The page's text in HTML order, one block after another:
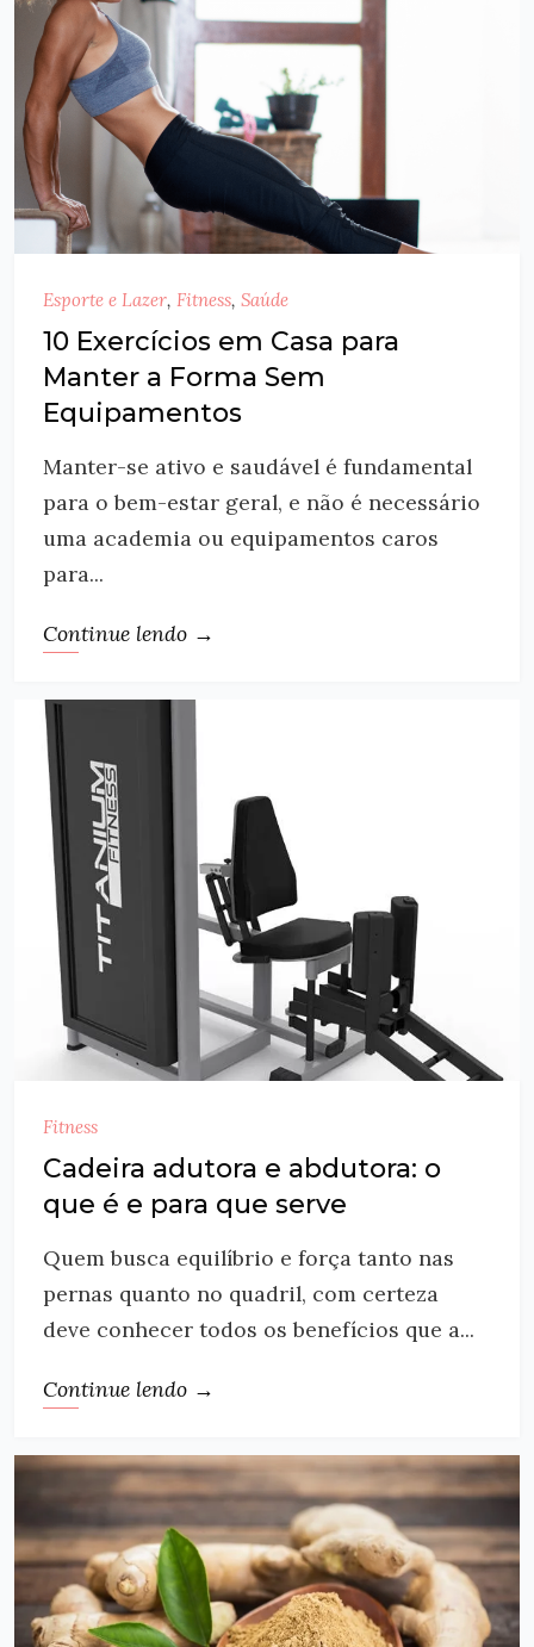
Esporte e Lazer, Fitness, Saúde
10 Exercícios em Casa para
Manter a Forma Sem
Equipamentos
Manter-se ativo e saudável é fundamental
para o bem-estar geral, e não é necessário
uma academia ou equipamentos caros
para...
Continue lendo →
Fitness
Cadeira adutora e abdutora: o
que é e para que serve
Quem busca equilíbrio e força tanto nas
pernas quanto no quadril, com certeza
deve conhecer todos os benefícios que a...
Continue lendo →